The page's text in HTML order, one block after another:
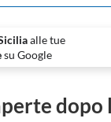
alle tue
su Google
dopo